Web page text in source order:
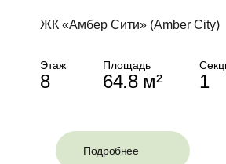
ЖК «Амбер Сити» (Amber City)
Этаж
8
Площадь
64.8 м² 1
Подробнее